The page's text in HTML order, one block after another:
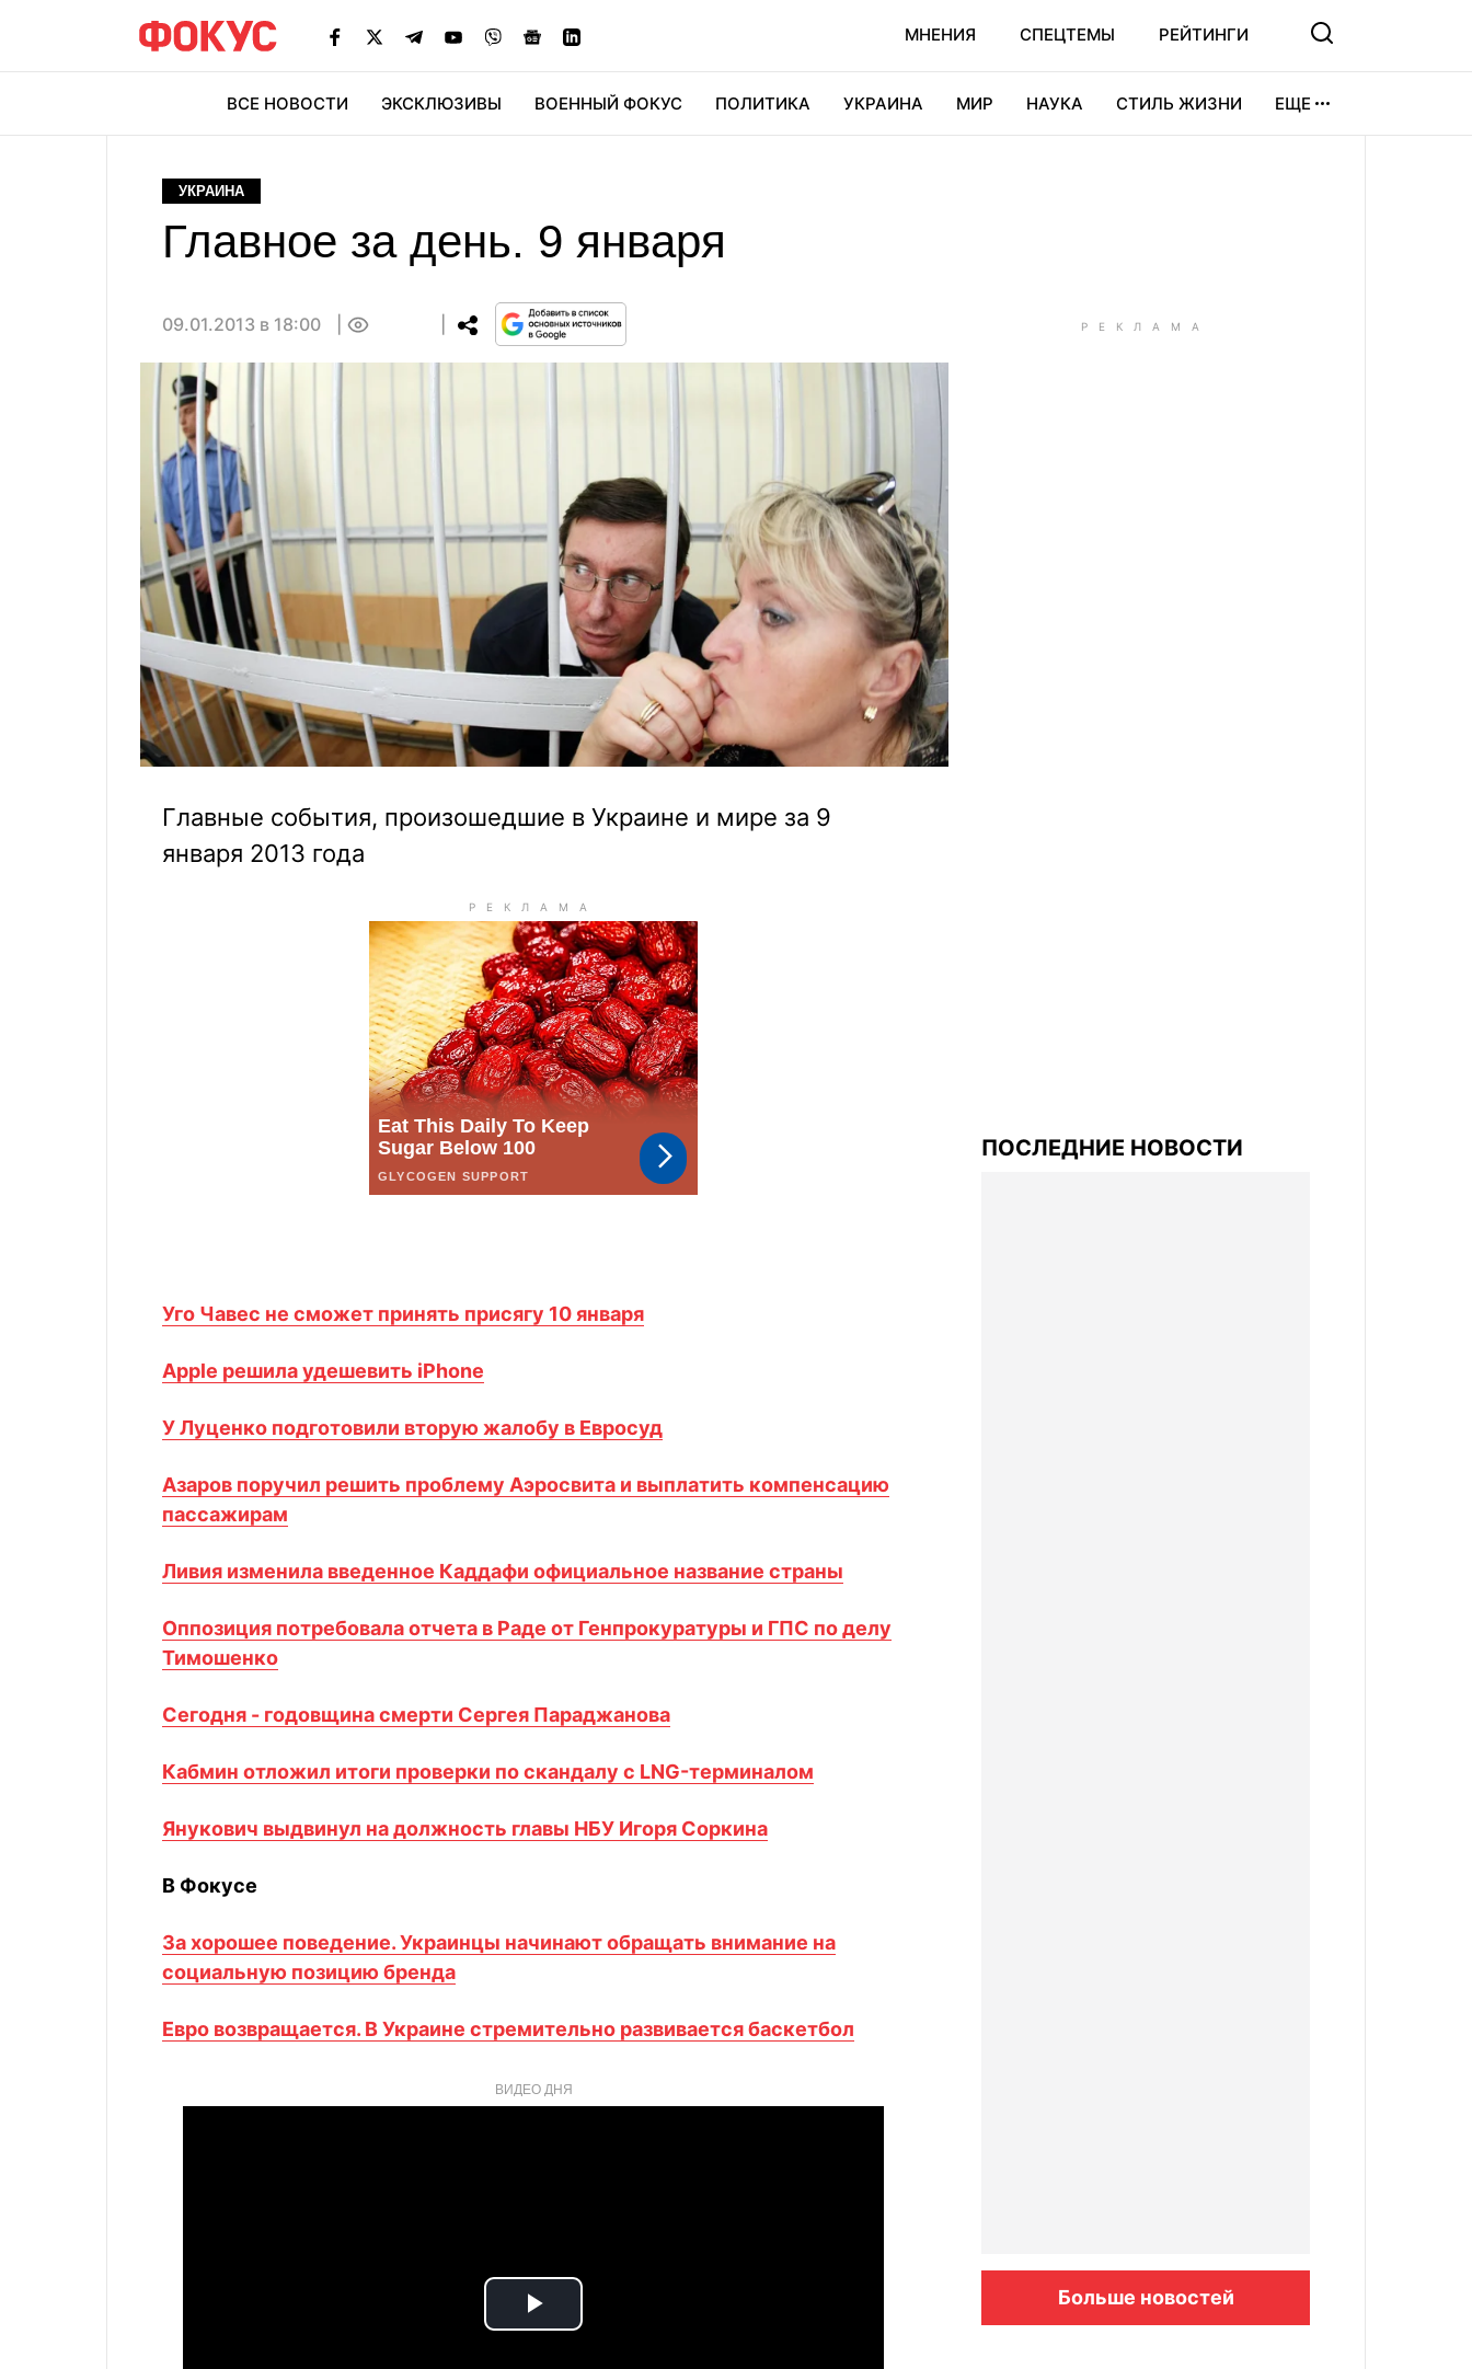
МНЕНИЯ СПЕЦТЕМЫ РЕЙТИНГИ
ВСЕ НОВОСТИ ЭКСКЛЮЗИВЫ ВОЕННЫЙ ФОКУС ПОЛИТИКА УКРАИНА МИР НАУКА СТИЛЬ ЖИЗНИ ЕЩЕ
УКРАИНА
Главное за день. 9 января
09.01.2013 в 18:00
Главные события, произошедшие в Украине и мире за 9
января 2013 года
Уго Чавес не сможет принять присягу 10 января
Apple решила удешевить iPhone
У Луценко подготовили вторую жалобу в Евросуд
Азаров поручил решить проблему Аэросвита и выплатить компенсацию
пассажирам
Ливия изменила введенное Каддафи официальное название страны
Оппозиция потребовала отчета в Раде от Генпрокуратуры и ГПС по делу
Тимошенко
Сегодня - годовщина смерти Сергея Параджанова
Кабмин отложил итоги проверки по скандалу с LNG-терминалом
Янукович выдвинул на должность главы НБУ Игоря Соркина
В Фокусе
За хорошее поведение. Украинцы начинают обращать внимание на
социальную позицию бренда
Евро возвращается. В Украине стремительно развивается баскетбол
ВИДЕО ДНЯ
Play
ПОСЛЕДНИЕ НОВОСТИ
Больше новостей